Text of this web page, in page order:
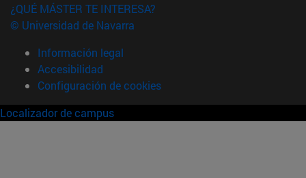
¿QUÉ MÁSTER TE INTERESA?
© Universidad de Navarra
Información legal
Accesibilidad
Configuración de cookies
Localizador de campus